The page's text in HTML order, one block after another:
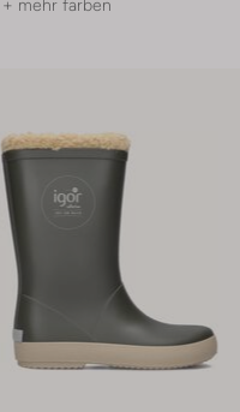
+ mehr farben